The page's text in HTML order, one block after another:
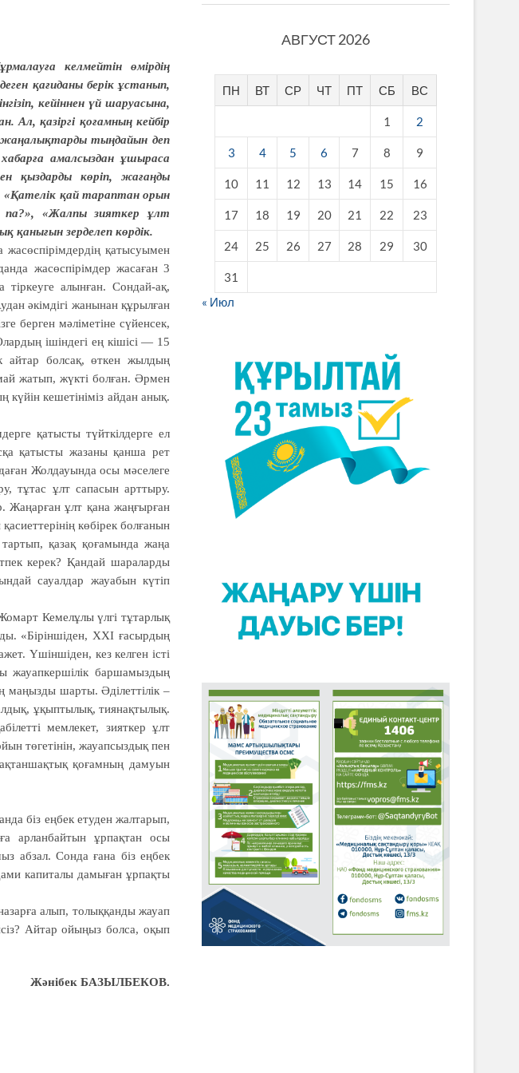
келмейтін өмірдің
қағиданы берік ұстанып,
кейіннен үй шаруасына,
Ал, қазіргі қоғамның кейбір
жаңалықтарды тыңдайын деп
амалсыздан ұшыраса
қыздарды көріп, жағаңды
«Қателік қай тараптан орын
па?», «Жалпы зияткер ұлт
қанығын зерделеп көрдік.
қатысуымен
жасөспірімдер жасаған 3
алынған. Сондай-ақ,
әкімдігі жанынан құрылған
берген мәліметіне сүйенсек,
ішіндегі ең кішісі — 15
айтар болсақ, өткен жылдың
жатып, жүкті болған. Әрмен
күйін кешетініміз айдан анық.
қатысты түйткілдерге ел
қатысты жазаны қанша рет
Жолдауында осы мәселеге
тұтас ұлт сапасын арттыру.
Жаңарған ұлт қана жаңғырған
көбірек болғанын
қазақ қоғамында жаңа
керек? Қандай шараларды
сауалдар жауабын күтіп
Кемелұлы үлгі тұтарлық
«Біріншіден, ХХІ ғасырдың
Үшіншіден, кез келген істі
жауапкершілік баршамыздың
маңызды шарты. Әділеттілік –
ұқыптылық, тиянақтылық.
мемлекет, зияткер ұлт
төгетінін, жауапсыздық пен
қоғамның дамуын
біз еңбек етуден жалтарып,
арланбайтын ұрпақтан осы
абзал. Сонда ғана біз еңбек
капиталы дамыған ұрпақты
алып, толыққанды жауап
Айтар ойыңыз болса, оқып
Жәнібек БАЗЫЛБЕКОВ.
АВГУСТ 2026
ПН ВТ СР ЧТ ПТ СБ ВС
1 2
3 4 5 6 7 8 9
10 11 12 13 14 15 16
17 18 19 20 21 22 23
24 25 26 27 28 29 30
31
« Июл